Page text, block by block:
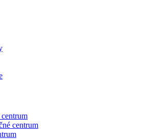
centrum